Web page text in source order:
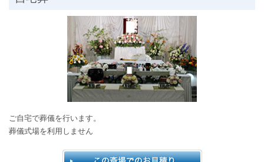
ご自宅で葬儀を行います。
葬儀式場を利用しません